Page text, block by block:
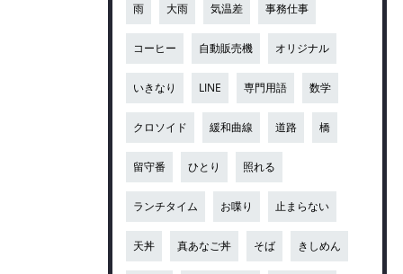
雨 大雨 気温差 事務仕事
コーヒー 自動販売機 オリジナル
いきなり LINE 専門用語 数学
クロソイド 緩和曲線 道路 橋
留守番 ひとり 照れる
ランチタイム お喋り 止まらない
天丼 真あなご丼 そば きしめん